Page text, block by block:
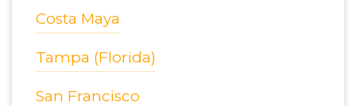
Costa Maya
Tampa (Florida)
San Francisco